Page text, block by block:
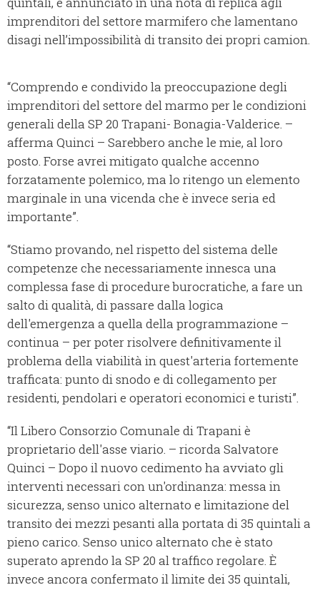
imprenditori del settore marmifero che lamentano
disagi nell’impossibilità di transito dei propri camion.
“Comprendo e condivido la preoccupazione degli
imprenditori del settore del marmo per le condizioni
generali della SP 20 Trapani- Bonagia-Valderice. –
afferma Quinci – Sarebbero anche le mie, al loro
posto. Forse avrei mitigato qualche accenno
forzatamente polemico, ma lo ritengo un elemento
marginale in una vicenda che è invece seria ed
importante”.
“Stiamo provando, nel rispetto del sistema delle
competenze che necessariamente innesca una
complessa fase di procedure burocratiche, a fare un
salto di qualità, di passare dalla logica
dell'emergenza a quella della programmazione –
continua – per poter risolvere definitivamente il
problema della viabilità in quest'arteria fortemente
trafficata: punto di snodo e di collegamento per
residenti, pendolari e operatori economici e turisti”.
“Il Libero Consorzio Comunale di Trapani è
proprietario dell'asse viario. – ricorda Salvatore
Quinci – Dopo il nuovo cedimento ha avviato gli
interventi necessari con un'ordinanza: messa in
sicurezza, senso unico alternato e limitazione del
transito dei mezzi pesanti alla portata di 35 quintali a
pieno carico. Senso unico alternato che è stato
superato aprendo la SP 20 al traffico regolare. È
invece ancora confermato il limite dei 35 quintali,